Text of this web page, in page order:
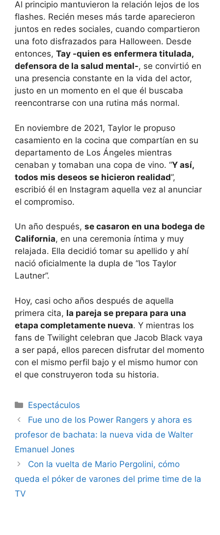
Al principio mantuvieron la relación lejos de los
flashes. Recién meses más tarde aparecieron
juntos en redes sociales, cuando compartieron
una foto disfrazados para Halloween. Desde
entonces, Tay -quien es enfermera titulada,
defensora de la salud mental-, se convirtió en
una presencia constante en la vida del actor,
justo en un momento en el que él buscaba
reencontrarse con una rutina más normal.
En noviembre de 2021, Taylor le propuso
casamiento en la cocina que compartían en su
departamento de Los Ángeles mientras
cenaban y tomaban una copa de vino. “Y así,
todos mis deseos se hicieron realidad”,
escribió él en Instagram aquella vez al anunciar
el compromiso.
Un año después, se casaron en una bodega de
California, en una ceremonia íntima y muy
relajada. Ella decidió tomar su apellido y ahí
nació oficialmente la dupla de “los Taylor
Lautner”.
Hoy, casi ocho años después de aquella
primera cita, la pareja se prepara para una
etapa completamente nueva. Y mientras los
fans de Twilight celebran que Jacob Black vaya
a ser papá, ellos parecen disfrutar del momento
con el mismo perfil bajo y el mismo humor con
el que construyeron toda su historia.
Espectáculos
Fue uno de los Power Rangers y ahora es
profesor de bachata: la nueva vida de Walter
Emanuel Jones
Con la vuelta de Mario Pergolini, cómo
queda el póker de varones del prime time de la
TV